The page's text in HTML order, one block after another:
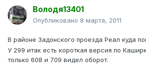
Володя13401
Опубликовано 8 марта, 2011
В районе Задонского проезда Реал куда
У 299 итак есть короткая версия по
только 608 и 709 видел оборот.